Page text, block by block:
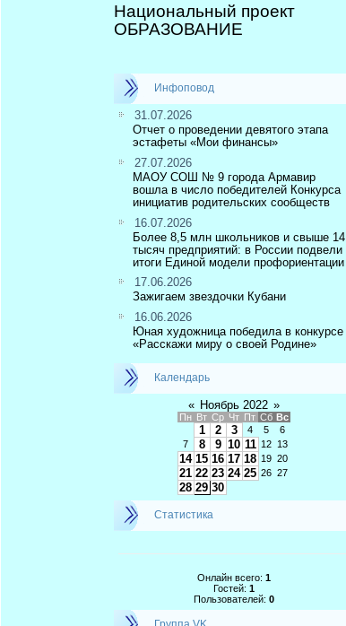
Национальный проект
ОБРАЗОВАНИЕ
Инфоповод
31.07.2026
Отчет о проведении девятого этапа
эстафеты «Мои финансы»
27.07.2026
МАОУ СОШ № 9 города Армавир
вошла в число победителей Конкурса
инициатив родительских сообществ
16.07.2026
Более 8,5 млн школьников и свыше 14
тысяч предприятий: в России подвели
итоги Единой модели профориентации
17.06.2026
Зажигаем звездочки Кубани
16.06.2026
Юная художница победила в конкурсе
«Расскажи миру о своей Родине»
Календарь
« Ноябрь 2022 »
Пн Вт Ср Чт Пт Сб Вс
1 2 3 4 5
6
7
8 9 10 11 12 13
14 15 16 17 18 19 20
21 22 23 24 25 26 27
28 29 30
Статистика
Онлайн всего: 1
Гостей: 1
Пользователей: 0